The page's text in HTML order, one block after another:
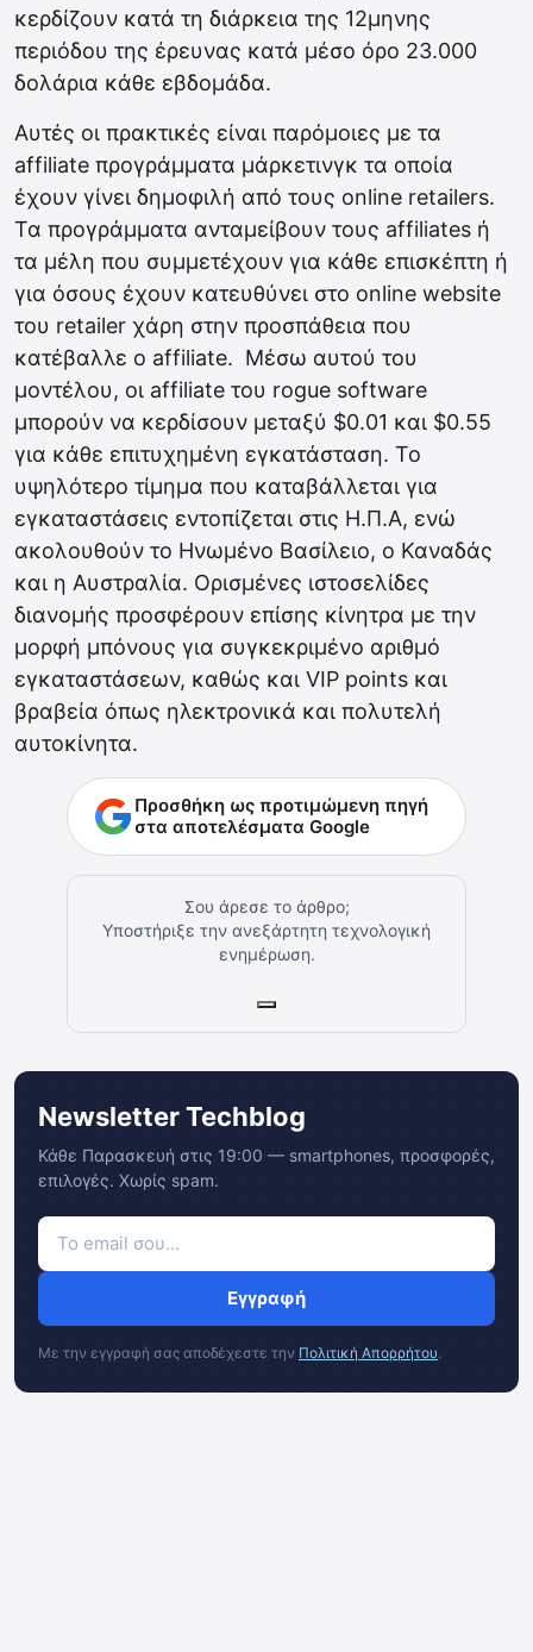
κερδίζουν κατά τη διάρκεια της 12μηνης
περιόδου της έρευνας κατά μέσο όρο 23.000
δολάρια κάθε εβδομάδα.
Αυτές οι πρακτικές είναι παρόμοιες με τα
affiliate προγράμματα μάρκετινγκ τα οποία
έχουν γίνει δημοφιλή από τους online retailers.
Τα προγράμματα ανταμείβουν τους affiliates ή
τα μέλη που συμμετέχουν για κάθε επισκέπτη ή
για όσους έχουν κατευθύνει στο online website
του retailer χάρη στην προσπάθεια που
κατέβαλλε ο affiliate. Μέσω αυτού του
μοντέλου, οι affiliate του rogue software
μπορούν να κερδίσουν μεταξύ $0.01 και $0.55
για κάθε επιτυχημένη εγκατάσταση. Το
υψηλότερο τίμημα που καταβάλλεται για
εγκαταστάσεις εντοπίζεται στις Η.Π.Α, ενώ
ακολουθούν το Ηνωμένο Βασίλειο, ο Καναδάς
και η Αυστραλία. Ορισμένες ιστοσελίδες
διανομής προσφέρουν επίσης κίνητρα με την
μορφή μπόνους για συγκεκριμένο αριθμό
εγκαταστάσεων, καθώς και VIP points και
βραβεία όπως ηλεκτρονικά και πολυτελή
αυτοκίνητα.
Προσθήκη ως προτιμώμενη πηγή
στα αποτελέσματα Google
Σου άρεσε το άρθρο;
Υποστήριξε την ανεξάρτητη τεχνολογική
ενημέρωση.
Newsletter Techblog
Κάθε Παρασκευή στις 19:00 — smartphones, προσφορές,
επιλογές. Χωρίς spam.
Εγγραφή
Με την εγγραφή σας αποδέχεστε την Πολιτική Απορρήτου.